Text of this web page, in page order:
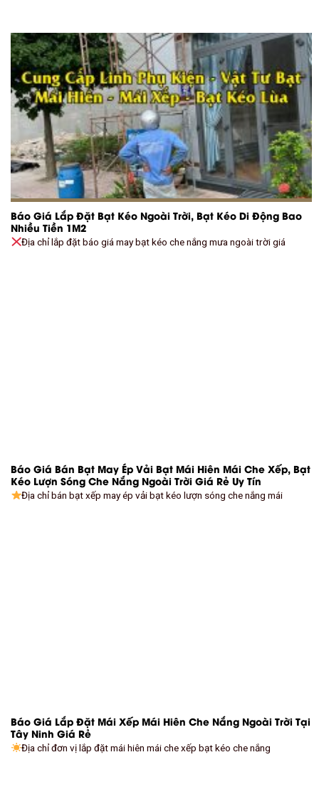
Báo Giá Lắp Đặt Bạt Kéo Ngoài Trời, Bạt Kéo Di Động Bao
Nhiều Tiền 1M2
Địa chỉ lắp đặt báo giá may bạt kéo che nắng mưa ngoài trời giá
Báo Giá Bán Bạt May Ép Vải Bạt Mái Hiên Mái Che Xếp, Bạt
Kéo Lượn Sóng Che Nắng Ngoài Trời Giá Rẻ Uy Tín
Địa chỉ bán bạt xếp may ép vải bạt kéo lượn sóng che nắng mái
Báo Giá Lắp Đặt Mái Xếp Mái Hiên Che Nắng Ngoài Trời Tại
Tây Ninh Giá Rẻ
Địa chỉ đơn vị lắp đặt mái hiên mái che xếp bạt kéo che nắng